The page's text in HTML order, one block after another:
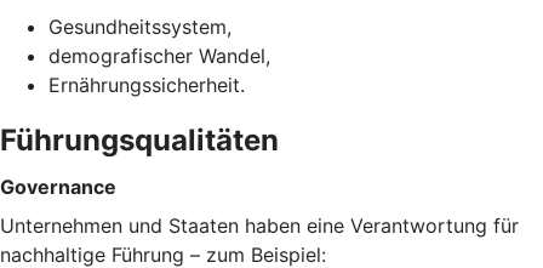
Gesundheitssystem,
demografischer Wandel,
Ernährungssicherheit.
Führungsqualitäten
Governance
Unternehmen und Staaten haben eine Verantwortung für
nachhaltige Führung – zum Beispiel: